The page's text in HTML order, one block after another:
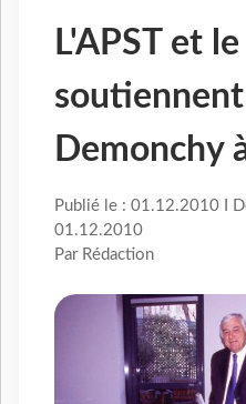
L'APST et
Demonchy
Publié le : 01.12.2010 I
01.12.2010
Par Rédaction